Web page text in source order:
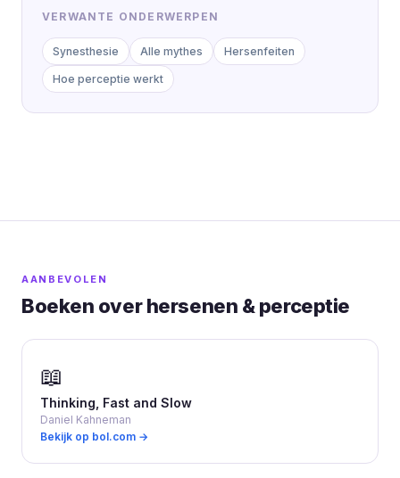
VERWANTE ONDERWERPEN
Synesthesie Alle mythes Hersenfeiten
Hoe perceptie werkt
AANBEVOLEN
Boeken over hersenen & perceptie
📖
Thinking, Fast and Slow
Daniel Kahneman
Bekijk op bol.com →